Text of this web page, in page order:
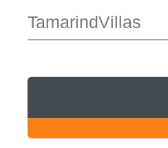
TamarindVillas